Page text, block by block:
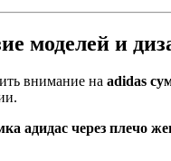
моделей и
внимание на adidas
адидас через плечо